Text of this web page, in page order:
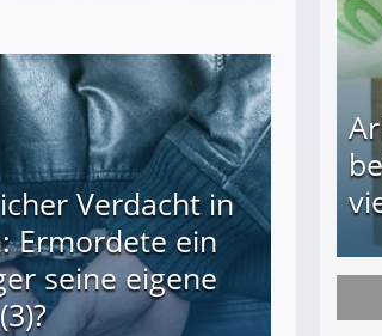
Verdacht in
Ermordete ein
seine eigene
Wofür bekommt man es und